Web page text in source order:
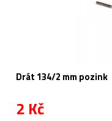
Drát 134/2 mm pozink
2 Kč